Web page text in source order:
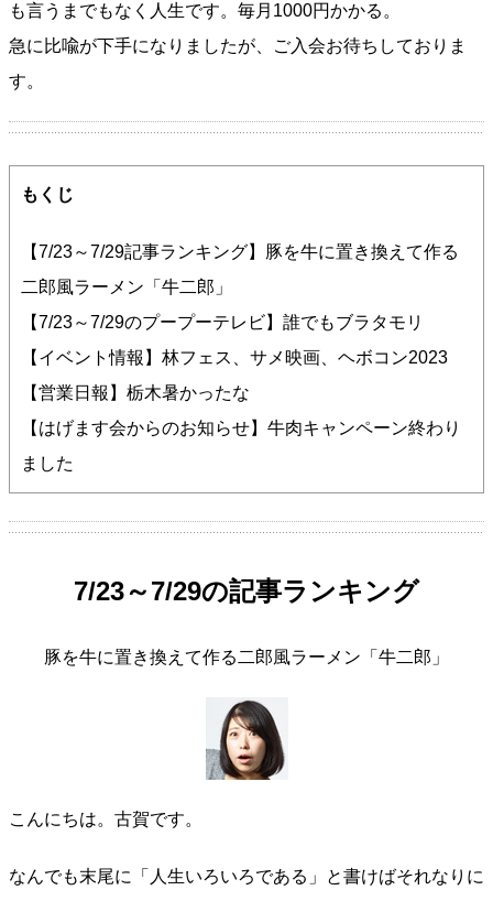
も言うまでもなく人生です。毎月1000円かかる。
急に比喩が下手になりましたが、ご入会お待ちしておりま
す。
もくじ
【7/23～7/29記事ランキング】豚を牛に置き換えて作る
二郎風ラーメン「牛二郎」
【7/23～7/29のプープーテレビ】誰でもブラタモリ
【イベント情報】林フェス、サメ映画、ヘボコン2023
【営業日報】栃木暑かったな
【はげます会からのお知らせ】牛肉キャンペーン終わり
ました
7/23～7/29の記事ランキング
豚を牛に置き換えて作る二郎風ラーメン「牛二郎」
こんにちは。古賀です。
なんでも末尾に「人生いろいろである」と書けばそれなりに